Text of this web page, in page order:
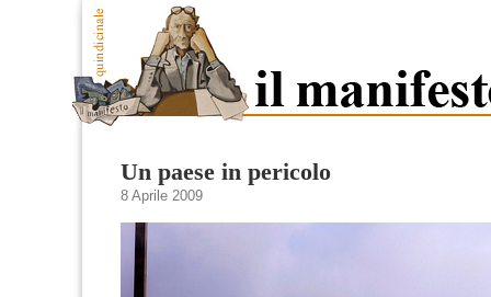
Un paese in pericolo
8 Aprile 2009